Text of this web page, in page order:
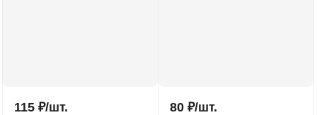
115 ₽/шт. 80 ₽/шт.